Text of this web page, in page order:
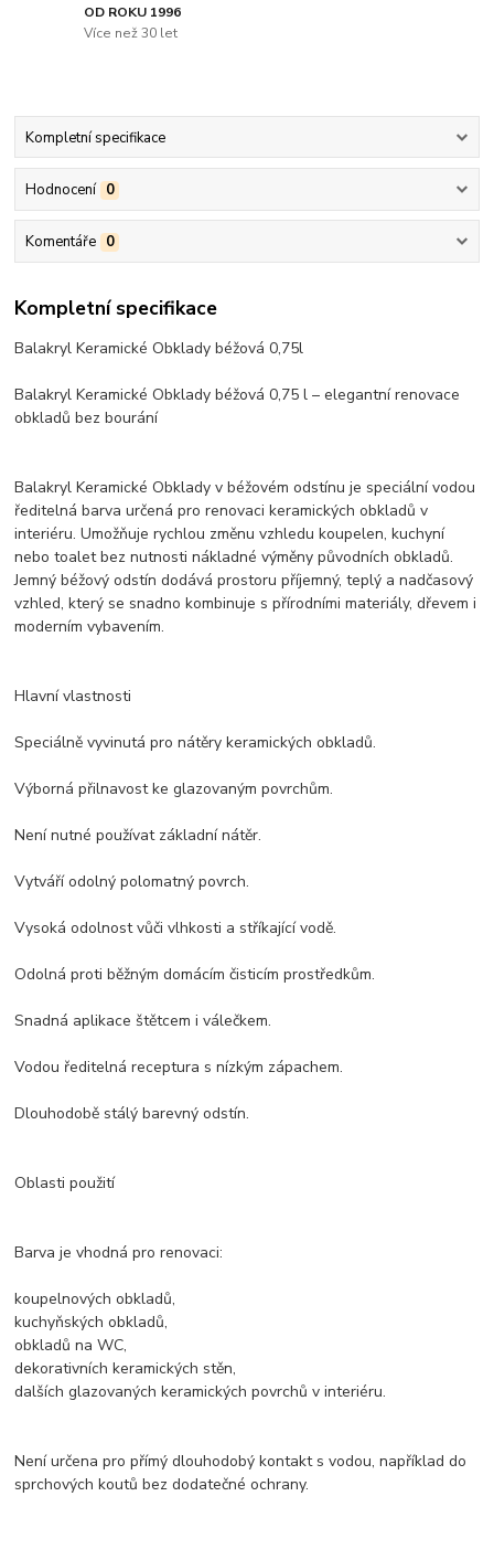
OD ROKU 1996
Více než 30 let
Kompletní specifikace
Hodnocení 0
Komentáře 0
Kompletní specifikace
Balakryl Keramické Obklady béžová 0,75l
Balakryl Keramické Obklady béžová 0,75 l – elegantní renovace
obkladů bez bourání
Balakryl Keramické Obklady v béžovém odstínu je speciální vodou
ředitelná barva určená pro renovaci keramických obkladů v
interiéru. Umožňuje rychlou změnu vzhledu koupelen, kuchyní
nebo toalet bez nutnosti nákladné výměny původních obkladů.
Jemný béžový odstín dodává prostoru příjemný, teplý a nadčasový
vzhled, který se snadno kombinuje s přírodními materiály, dřevem i
moderním vybavením.
Hlavní vlastnosti
Speciálně vyvinutá pro nátěry keramických obkladů.
Výborná přilnavost ke glazovaným povrchům.
Není nutné používat základní nátěr.
Vytváří odolný polomatný povrch.
Vysoká odolnost vůči vlhkosti a stříkající vodě.
Odolná proti běžným domácím čisticím prostředkům.
Snadná aplikace štětcem i válečkem.
Vodou ředitelná receptura s nízkým zápachem.
Dlouhodobě stálý barevný odstín.
Oblasti použití
Barva je vhodná pro renovaci:
koupelnových obkladů,
kuchyňských obkladů,
obkladů na WC,
dekorativních keramických stěn,
dalších glazovaných keramických povrchů v interiéru.
Není určena pro přímý dlouhodobý kontakt s vodou, například do
sprchových koutů bez dodatečné ochrany.